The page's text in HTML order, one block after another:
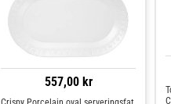
557,00 kr